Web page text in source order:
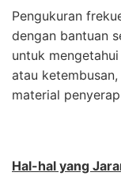
Pengukuran
dengan bantuan
untuk
atau
material
Hal-hal yang